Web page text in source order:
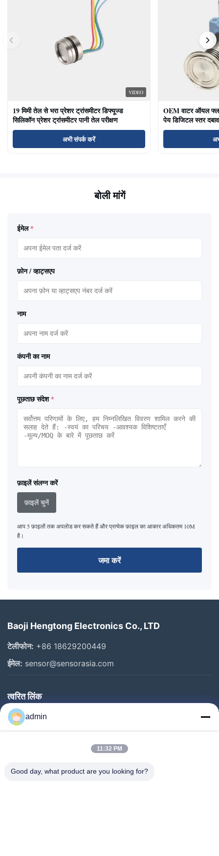
VIDEO
19 मिमी तेल से भरा प्रेशर ट्रांसमीटर डिफ्यूज्ड
सिलिकॉन प्रेशर ट्रांसमीटर पानी तेल परीक्षण
अभी संपर्क करें
OEM वाटर ऑयल
पेय डिजिटल स्तर
बोली मांगें
ईमेल *
फ़ोन / व्हाट्सएप
नाम
कंपनी का नाम
पूछताछ संदेश *
फ़ाइलें संलग्न करें
फ़ाइलें चुनें
आप 5 फ़ाइलों तक अपलोड कर सकते हैं और प्रत्येक फ़ाइल का आकार अधिकतम 10M
है।
जमा करें
Baoji Hengtong Electronics Co., LTD
टेलीफोन: +86 18629200449
ईमेल: sensor@sensorasia.com
त्वरित लिंक
घर
उत्पादों
हमारे बारे में
admin
11:32 PM
Good day, what product are you looking for?